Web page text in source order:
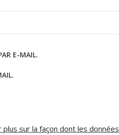
E-MAIL.
plus sur la façon dont les données